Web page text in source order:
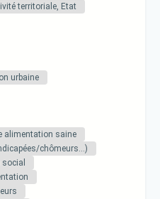
territoriale, Etat
urbaine
alimentation saine
chômeurs…)